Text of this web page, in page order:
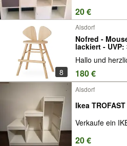
20 €
8
Alsdorf
Nofred -
lackiert - UVP:
Hallo und
180 €
Alsdorf
Ikea
Verkaufe ein
20 €